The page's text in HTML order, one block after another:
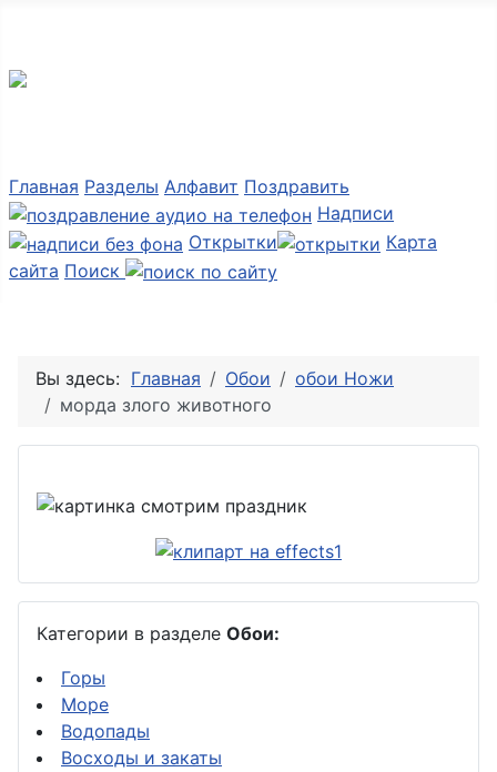
Главная Разделы Алфавит Поздравить
Надписи
Открытки
Карта
сайта Поиск
Вы здесь: Главная Обои
обои Ножи
морда злого животного
Категории в разделе Обои:
Горы
Море
Водопады
Восходы и закаты